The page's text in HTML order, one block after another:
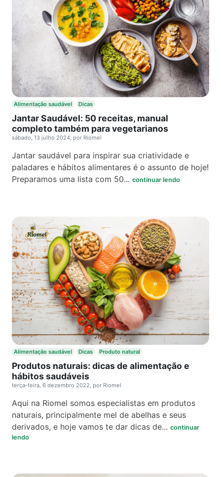
Alimentação saudável Dicas
Jantar Saudável: 50 receitas, manual
completo também para vegetarianos
sábado, 13 julho 2024, por Riomel
Jantar saudável para inspirar sua criatividade e
paladares e hábitos alimentares é o assunto de hoje!
Preparamos uma lista com 50... continuar lendo
Alimentação saudável Dicas Produto natural
Produtos naturais: dicas de alimentação e
hábitos saudáveis
terça-feira, 6 dezembro 2022, por Riomel
Aqui na Riomel somos especialistas em produtos
naturais, principalmente mel de abelhas e seus
derivados, e hoje vamos te dar dicas de... continuar
lendo